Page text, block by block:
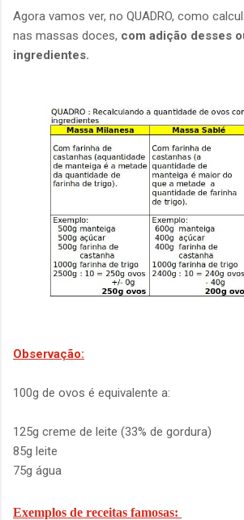
Agora vamos ver, no QUADRO, como
nas massas doces, com adição desses
ingredientes.
Observação:
100g de ovos é equivalente a:
125g creme de leite (33% de gordura)
85g leite
75g água
Exemplos de receitas famosas: